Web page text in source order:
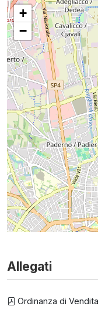
+
−
Allegati
Ordinanza di